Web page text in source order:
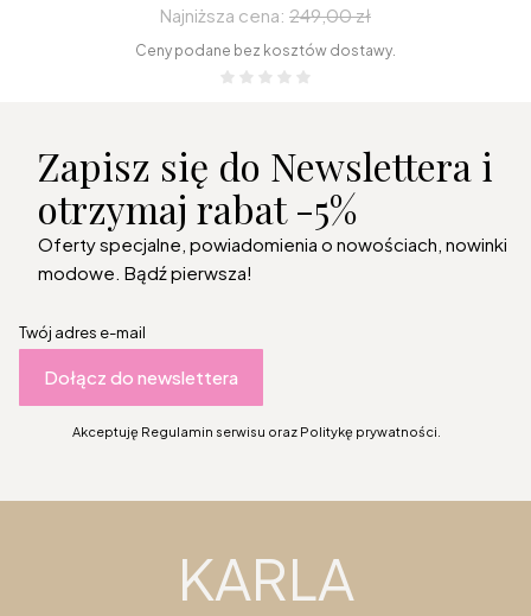
Najniższa cena: 249,00 zł
Ceny podane bez kosztów dostawy.
Zapisz się do Newslettera i
otrzymaj rabat -5%
Oferty specjalne, powiadomienia o nowościach, nowinki
modowe. Bądź pierwsza!
Twój adres e-mail
Dołącz do newslettera
Akceptuję Regulamin serwisu oraz Politykę prywatności.
KARLA